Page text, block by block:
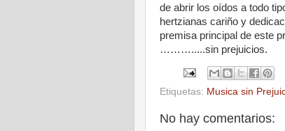
de abrir los oídos a todo
hertzianas cariño y
premisa principal de este
……….....sin prejuicios.
Etiquetas: Musica sin
No hay comentarios: